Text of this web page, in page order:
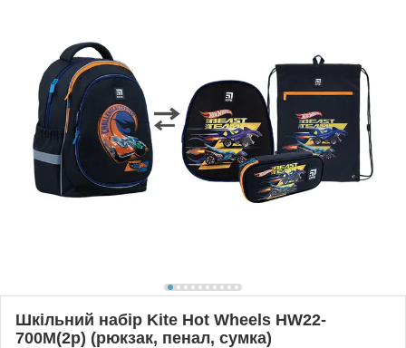
Шкільний набір Kite Hot Wheels HW22-
700M(2p) (рюкзак, пенал, сумка)